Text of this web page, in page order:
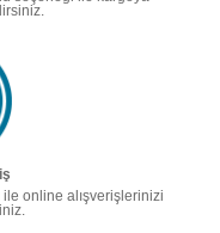
online alışverişlerinizi